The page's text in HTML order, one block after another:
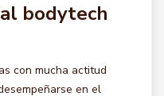
bodytech
con mucha actitud
en el